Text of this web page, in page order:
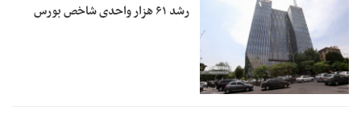
رشد ۶۱ هزار واحدی شاخص بورس